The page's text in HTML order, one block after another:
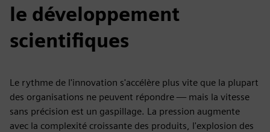
le développement
scientifiques
Le rythme de l'innovation s'accélère plus vite que la plupart
des organisations ne peuvent répondre — mais la vitesse
sans précision est un gaspillage. La pression augmente
avec la complexité croissante des produits, l'explosion des